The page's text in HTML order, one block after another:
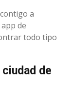
a
de
todo tipo
de